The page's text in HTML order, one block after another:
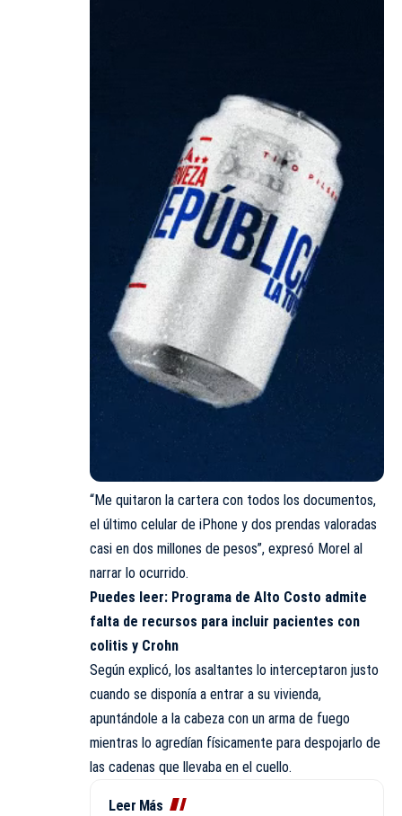
“Me quitaron la cartera con todos los documentos,
el último celular de iPhone y dos prendas valoradas
casi en dos millones de pesos”, expresó Morel al
narrar lo ocurrido.
Puedes leer: Programa de Alto Costo admite
falta de recursos para incluir pacientes con
colitis y Crohn
Según explicó, los asaltantes lo interceptaron justo
cuando se disponía a entrar a su vivienda,
apuntándole a la cabeza con un arma de fuego
mientras lo agredían físicamente para despojarlo de
las cadenas que llevaba en el cuello.
Leer Más